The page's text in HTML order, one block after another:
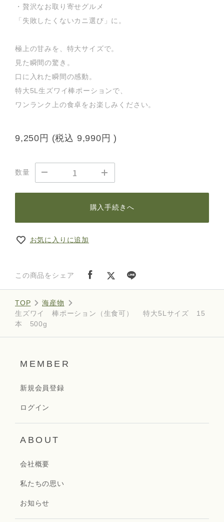
・贅沢なお取り寄せグルメ
「失敗したくないカニ選び」に。
極上の甘みを、特大サイズで。
見た瞬間の驚き。
口に入れた瞬間の感動。
特大5L生ズワイ棒ポーションで、
ワンランク上の食卓をお楽しみください。
9,250円 (税込 9,990円 )
数量
購入手続きへ
お気に入りに追加
この商品をシェア
TOP
海産物
生ズワイ 棒ポーション（生食可） 特大5Lサイズ 15
本 500g
MEMBER
新規会員登録
ログイン
ABOUT
会社概要
私たちの思い
お知らせ